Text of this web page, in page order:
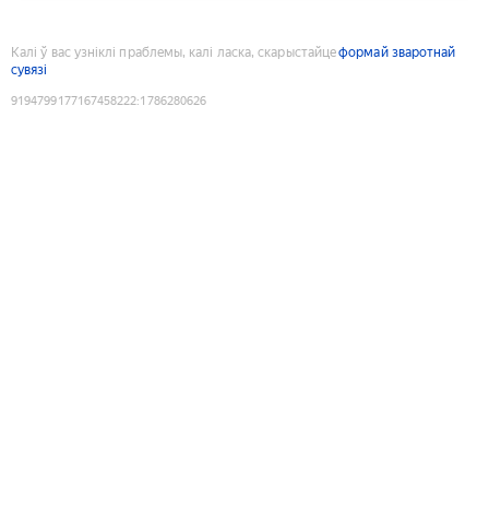
Калі ў вас узніклі праблемы, калі ласка, скарыстайцеформай зваротнай
сувязі
9194799177167458222:1786280626